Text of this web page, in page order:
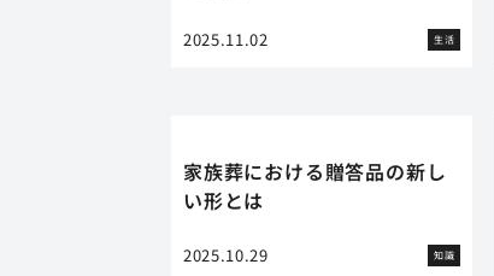
2025.11.02 生活
家族葬における贈答品の新し
い形とは
2025.10.29 知識